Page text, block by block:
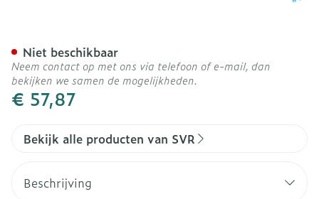
€ 57,87
Niet beschikbaar
Neem contact op met ons via telefoon of e-mail, dan
bekijken we samen de mogelijkheden.
Bekijk alle producten van SVR
Beschrijving